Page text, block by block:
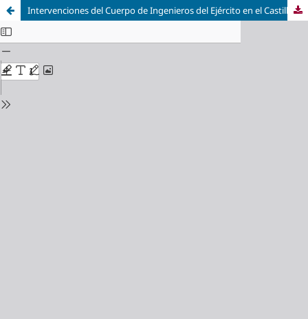
Intervenciones del Cuerpo de Ingenieros del Ejército en el Castillo de la Aljafería de Zaragoza durante el siglo diecinueve